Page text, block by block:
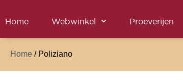
Home Webwinkel Proeverijen
Home / Poliziano